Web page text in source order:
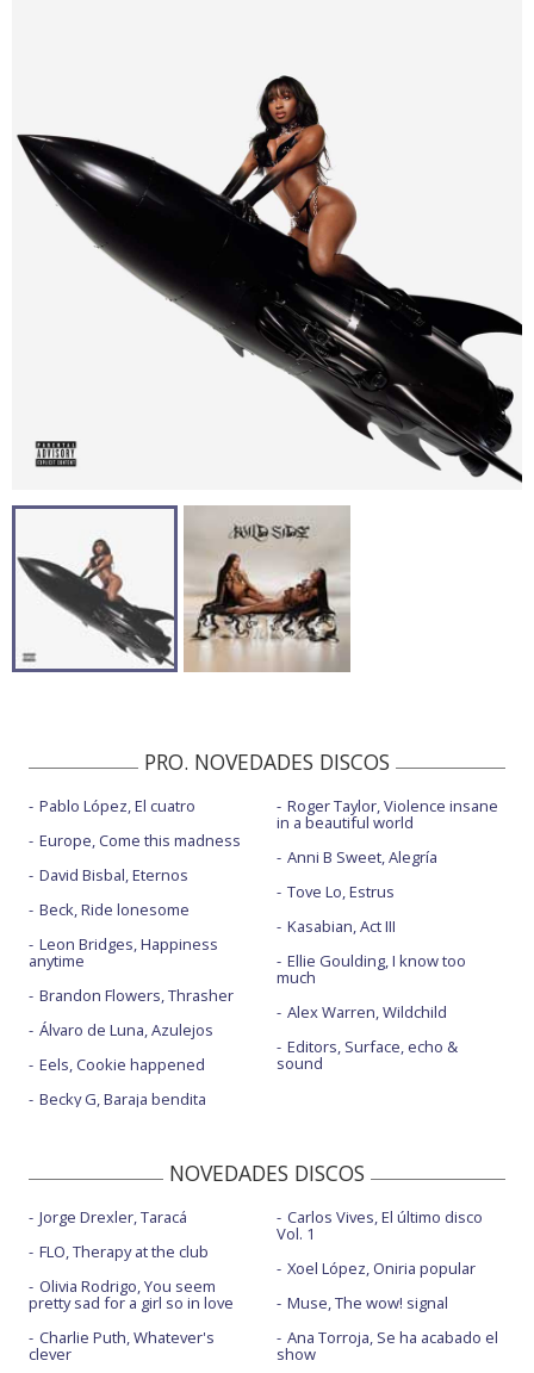
PRO. NOVEDADES DISCOS
Pablo López, El cuatro
Europe, Come this madness
David Bisbal, Eternos
Beck, Ride lonesome
Leon Bridges, Happiness
anytime
Brandon Flowers, Thrasher
Álvaro de Luna, Azulejos
Eels, Cookie happened
Becky G, Baraja bendita
Roger Taylor, Violence insane
in a beautiful world
Anni B Sweet, Alegría
Tove Lo, Estrus
Kasabian, Act III
Ellie Goulding, I know too
much
Alex Warren, Wildchild
Editors, Surface, echo &
sound
NOVEDADES DISCOS
Jorge Drexler, Taracá
FLO, Therapy at the club
Olivia Rodrigo, You seem
pretty sad for a girl so in love
Charlie Puth, Whatever's
clever
Carlos Vives, El último disco
Vol. 1
Xoel López, Oniria popular
Muse, The wow! signal
Ana Torroja, Se ha acabado el
show